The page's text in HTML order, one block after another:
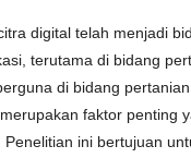
digital telah menjadi
terutama di bidang
di bidang
faktor penting
Penelitian ini bertujuan